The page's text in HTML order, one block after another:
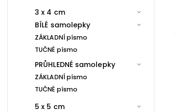
3 x 4 cm
BÍLÉ samolepky
ZÁKLADNÍ písmo
TUČNÉ písmo
PRŮHLEDNÉ samolepky
ZÁKLADNÍ písmo
TUČNÉ písmo
5 x 5 cm